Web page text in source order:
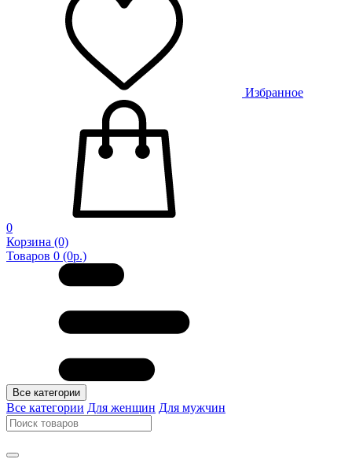
Избранное
0
Корзина (0)
Товаров 0 (0р.)
Все категории
Все категории Для женщин Для мужчин